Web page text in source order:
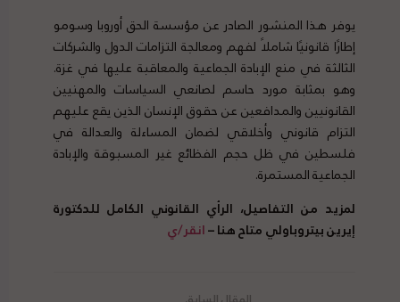
يوفر هذا المنشور الصادر عن مؤسسة الحق أوروبا وسومو
إطارًا قانونيًا شاملاً لفهم ومعالجة التزامات الدول والشركات
الثالثة في منع الإبادة الجماعية والمعاقبة عليها في غزة.
وهو بمثابة مورد حاسم لصانعي السياسات والمهنيين
القانونيين والمدافعين عن حقوق الإنسان الذين يقع عليهم
التزام قانوني وأخلاقي لضمان المساءلة والعدالة في
فلسطين في ظل حجم الفظائع غير المسبوقة والإبادة
الجماعية المستمرة.
لمزيد من التفاصيل، الرأي القانوني الكامل للدكتورة
إيرين بيتروباولي متاح هنا –انقر/ي